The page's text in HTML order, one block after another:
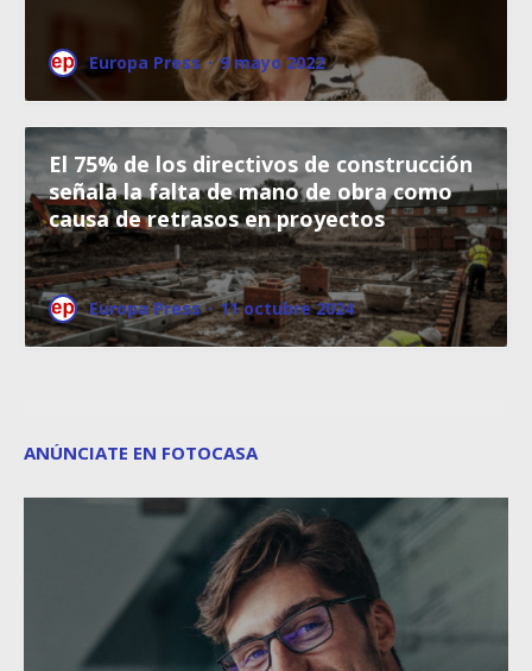
Europa Press · 9 mayo 2022
El 75% de los directivos de construcción
señala la falta de mano de obra como
causa de retrasos en proyectos
Europa Press · 11 octubre 2024
ANÚNCIATE EN FOTOCASA